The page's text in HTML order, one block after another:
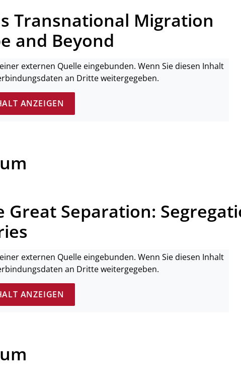
Transnational Migration
and Beyond
externen Quelle eingebunden. Wenn Sie diesen Inhalt
an Dritte weitergegeben.
ANZEIGEN
Great Separation:
externen Quelle eingebunden. Wenn Sie diesen Inhalt
an Dritte weitergegeben.
ANZEIGEN